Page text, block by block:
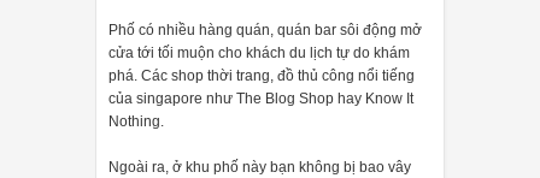
Phố có nhiều hàng quán, quán bar sôi động mở
cửa tới tối muộn cho khách du lịch tự do khám
phá. Các shop thời trang, đồ thủ công nổi tiếng
của singapore như The Blog Shop hay Know It
Nothing.
Ngoài ra, ở khu phố này bạn không bị bao vây